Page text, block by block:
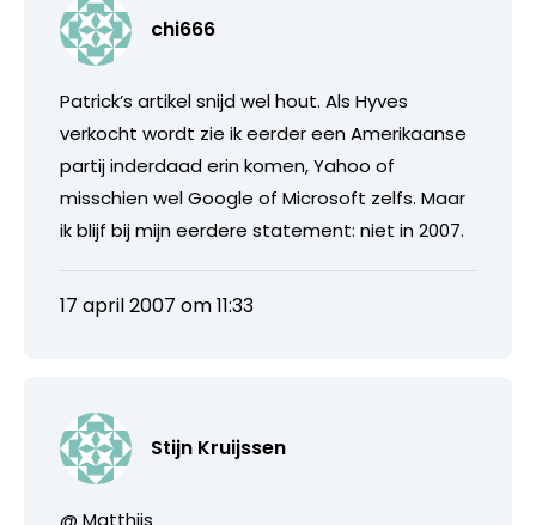
chi666
Patrick’s artikel snijd wel hout. Als Hyves
verkocht wordt zie ik eerder een Amerikaanse
partij inderdaad erin komen, Yahoo of
misschien wel Google of Microsoft zelfs. Maar
ik blijf bij mijn eerdere statement: niet in 2007.
17 april 2007 om 11:33
Stijn Kruijssen
@ Matthijs